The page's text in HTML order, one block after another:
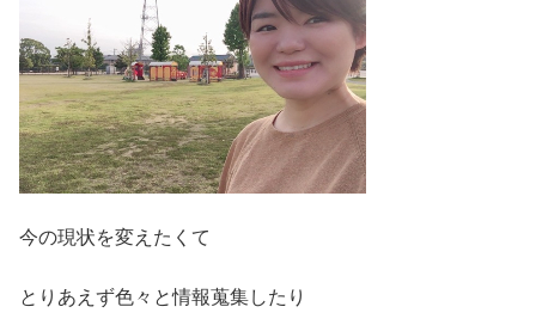
今の現状を変えたくて
とりあえず色々と情報蒐集したり